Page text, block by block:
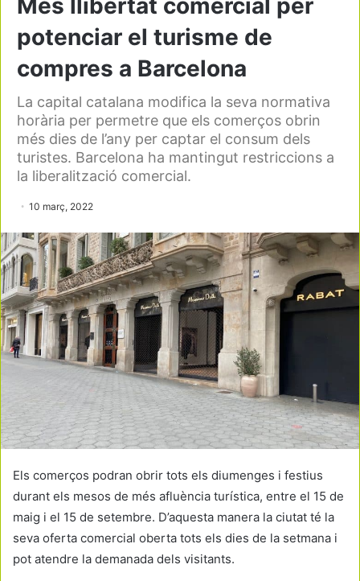
Més llibertat comercial per
potenciar el turisme de
compres a Barcelona
La capital catalana modifica la seva normativa
horària per permetre que els comerços obrin
més dies de l’any per captar el consum dels
turistes. Barcelona ha mantingut restriccions a
la liberalització comercial.
10 març, 2022
Els comerços podran obrir tots els diumenges i festius
durant els mesos de més afluència turística, entre el 15 de
maig i el 15 de setembre. D’aquesta manera la ciutat té la
seva oferta comercial oberta tots els dies de la setmana i
pot atendre la demanada dels visitants.